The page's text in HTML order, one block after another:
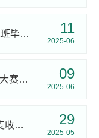
同学，好久不见！南农经管国贸12班毕业20周年返校相聚 11
2025-06
第三届江苏省研究生乡村振兴案例大赛成功举办 09
2025-06
“麦”向丰收！“大地学堂·耕读课堂”麦收实践圆满收官 29
2025-05